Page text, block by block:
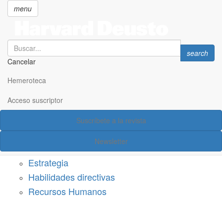
principal
menu
Search
Cancelar
Search
search
Hemeroteca
Acceso suscriptor
Suscríbete a la revista
Newsletter
Acceso suscriptor
Estrategia
Habilidades directivas
Recursos Humanos